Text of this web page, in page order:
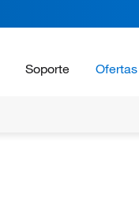
Soporte Ofertas